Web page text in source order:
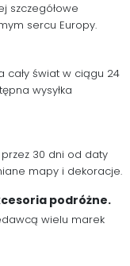
szczegółowe
sercu Europy.
cały świat w ciągu 24
wysyłka
30 dni od daty
mapy i dekoracje.
podróżne.
wielu marek